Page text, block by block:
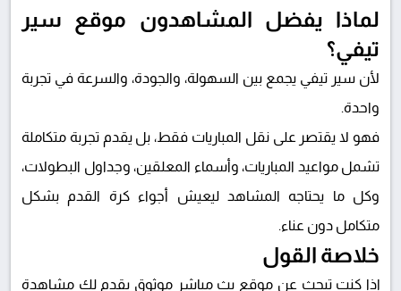
لماذا يفضل المشاهدون موقع سير
تيفي؟
لأن سير تيفي يجمع بين السهولة، والجودة، والسرعة في تجربة
واحدة.
فهو لا يقتصر على نقل المباريات فقط، بل يقدم تجربة متكاملة
تشمل مواعيد المباريات، وأسماء المعلقين، وجداول البطولات،
وكل ما يحتاجه المشاهد ليعيش أجواء كرة القدم بشكل
متكامل دون عناء.
خلاصة القول
إذا كنت تبحث عن موقع بث مباشر موثوق يقدم لك مشاهدة